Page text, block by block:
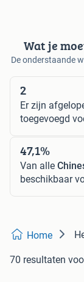
Wat je
De onderstaande
2
Er zijn
toegevoegd
47,1%
Van alle
beschikbaar
Home
70 resultaten